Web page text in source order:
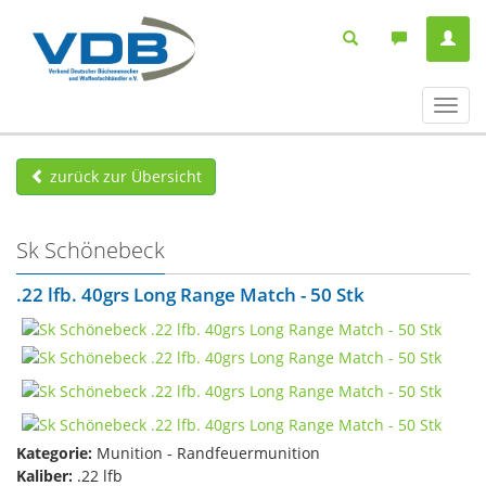
ein-/
zurück zur Übersicht
Sk Schönebeck
.22 lfb. 40grs Long Range Match - 50 Stk
Kategorie: Munition - Randfeuermunition
Kaliber: .22 lfb